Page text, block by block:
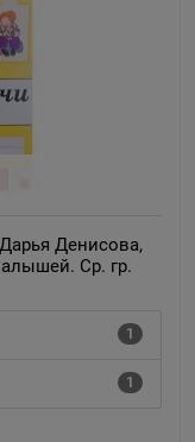
Денисова,
Ср. гр.
1
1